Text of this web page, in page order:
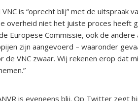
is “oprecht blij” met de uitspraak
overheid niet het juiste proces heeft
Europese Commissie, ook de
zijn aangevoerd – waaronder
VNC zwaar. Wij rekenen erop dat
is eveneens blij. Op Twitter zegt